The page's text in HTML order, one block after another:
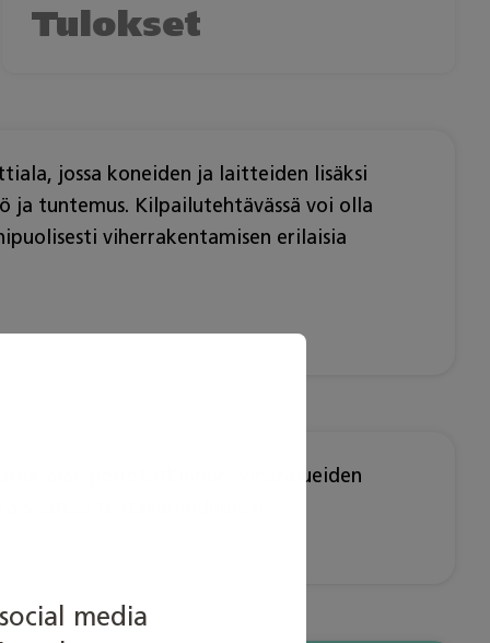
media
Tulokset
jossa koneiden ja laitteiden lisäksi
ja tuntemus. Kilpailutehtävässä voi olla
viherrakentamisen erilaisia
alan perustutkinnon, viheralueiden